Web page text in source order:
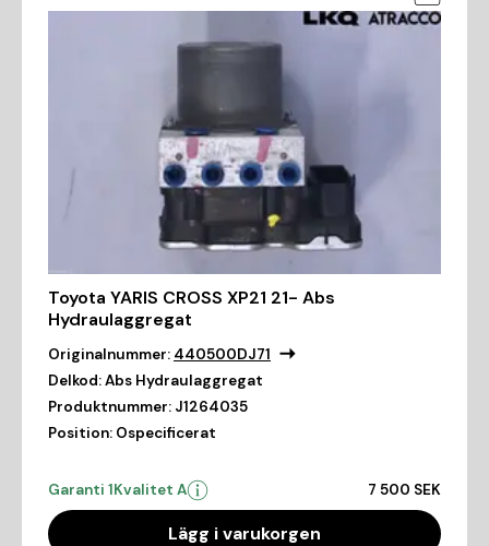
Toyota YARIS CROSS XP21 21- Abs
Hydraulaggregat
Originalnummer: 440500DJ71
Delkod:Abs Hydraulaggregat
Produktnummer: J1264035
Position: Ospecificerat
Garanti 1Kvalitet A 7 500 SEK
Lägg i varukorgen